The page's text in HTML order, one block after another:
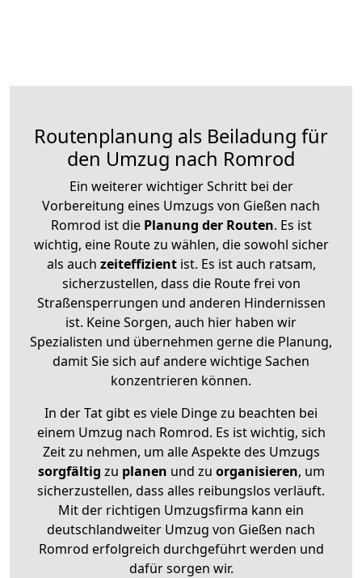
Routenplanung als Beiladung für
den Umzug nach Romrod
Ein weiterer wichtiger Schritt bei der
Vorbereitung eines Umzugs von Gießen nach
Romrod ist diePlanung der Routen. Es ist
wichtig, eine Route zu wählen, die sowohl sicher
als auch zeiteffizientist. Es ist auch ratsam,
sicherzustellen, dass die Route frei von
Straßensperrungen und anderen Hindernissen
ist. Keine Sorgen, auch hier haben wir
Spezialisten und übernehmen gerne die Planung,
damit Sie sich auf andere wichtige Sachen
konzentrieren können.
In der Tat gibt es viele Dinge zu beachten bei
einem Umzug nach Romrod. Es ist wichtig, sich
Zeit zu nehmen, um alle Aspekte des Umzugs
sorgfältig zu planen und zu organisieren, um
sicherzustellen, dass alles reibungslos verläuft.
Mit der richtigen Umzugsfirma kann ein
deutschlandweiter Umzug von Gießen nach
Romrod erfolgreich durchgeführt werden und
dafür sorgen wir.